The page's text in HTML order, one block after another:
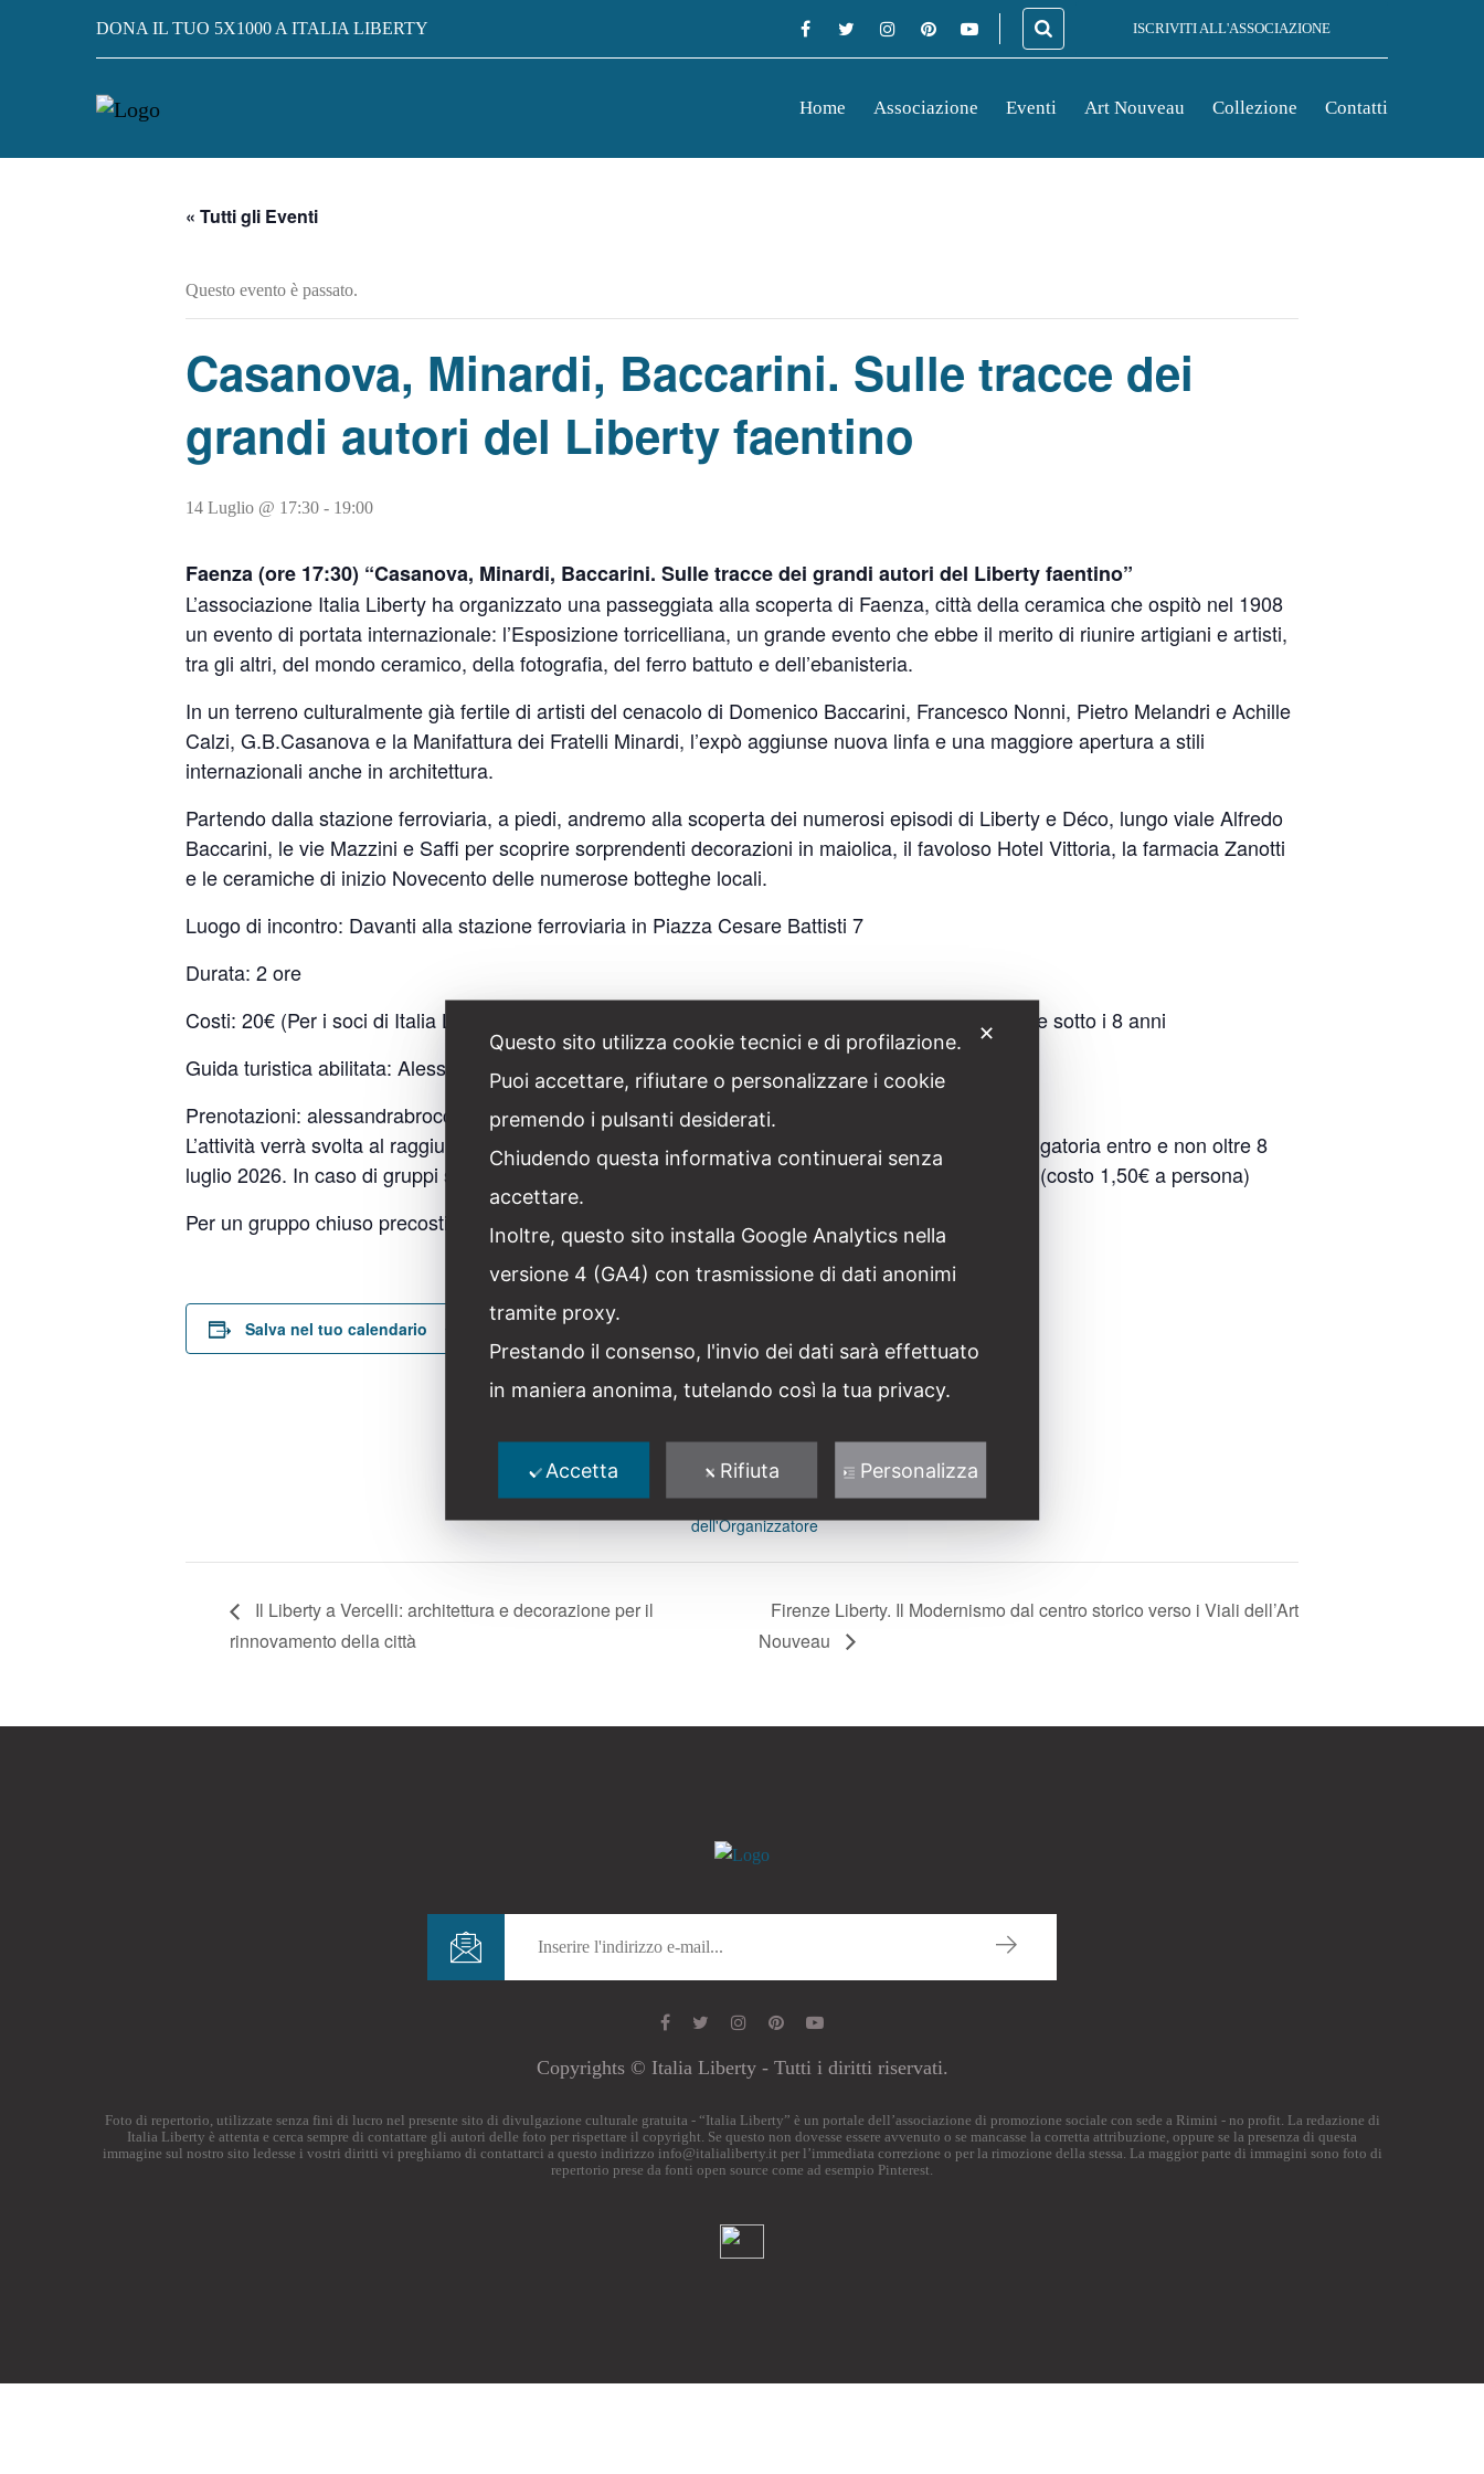
DONA IL TUO 5X1000 A ITALIA LIBERTY ISCRIVITI ALL'ASSOCIAZIONE
Home Associazione Eventi Art Nouveau Collezione Contatti
« Tutti gli Eventi
Questo evento è passato.
Casanova, Minardi, Baccarini. Sulle tracce dei
grandi autori del Liberty faentino
14 Luglio @ 17:30 - 19:00
Faenza (ore 17:30) “Casanova, Minardi, Baccarini. Sulle tracce dei grandi autori del Liberty faentino”
L’associazione Italia Liberty ha organizzato una passeggiata alla scoperta di Faenza, città della ceramica che ospitò nel 1908
un evento di portata internazionale: l’Esposizione torricelliana, un grande evento che ebbe il merito di riunire artigiani e artisti,
tra gli altri, del mondo ceramico, della fotografia, del ferro battuto e dell’ebanisteria.
In un terreno culturalmente già fertile di artisti del cenacolo di Domenico Baccarini, Francesco Nonni, Pietro Melandri e Achille
Calzi, G.B.Casanova e la Manifattura dei Fratelli Minardi, l’expò aggiunse nuova linfa e una maggiore apertura a stili
internazionali anche in architettura.
Partendo dalla stazione ferroviaria, a piedi, andremo alla scoperta dei numerosi episodi di Liberty e Déco, lungo viale Alfredo
Baccarini, le vie Mazzini e Saffi per scoprire sorprendenti decorazioni in maiolica, il favoloso Hotel Vittoria, la farmacia Zanotti
e le ceramiche di inizio Novecento delle numerose botteghe locali.
Luogo di incontro: Davanti alla stazione ferroviaria in Piazza Cesare Battisti 7
Durata: 2 ore
Costi: 20€ (Per i soci di Italia Liberty e Touring Club Italiano il costo è di 18€) gratuità per ragazzi/e sotto i 8 anni
Guida turistica abilitata: Alessandra Brocculi
Prenotazioni: alessandrabrocculi@italialiberty.it | (+39) 338 4778871
L’attività verrà svolta al raggiungimento di un quorum minimo di 8 partecipanti. Prenotazione obbligatoria entro e non oltre 8
luglio 2026. In caso di gruppi superiori alle 10 persone sarà obbligatorio l’utilizzo delle radioguide (costo 1,50€ a persona)
Per un gruppo chiuso precostituito di massimo 30 persone il costo del tour complessivo è di 250€
Salva nel tuo calendario
DETTAGLI
Data:
Ora:
Categoria Evento:
Art Nouveau Week 2026
Italia Liberty
+39 3200445798
info@italialiberty.it
Visualizza il sito
dell'Organizzatore
Il Liberty a Vercelli: architettura e decorazione per il
rinnovamento della città
Firenze Liberty. Il Modernismo dal centro storico verso i Viali dell’Art
Nouveau
Copyrights © Italia Liberty - Tutti i diritti riservati.
Foto di repertorio, utilizzate senza fini di lucro nel presente sito di divulgazione culturale gratuita - “Italia Liberty” è un portale dell’associazione di promozione sociale con sede a Rimini - no profit. La redazione di
Italia Liberty è attenta e cerca sempre di contattare gli autori delle foto per rispettare il copyright. Se questo non dovesse essere avvenuto o se mancasse la corretta attribuzione, oppure se la presenza di questa
immagine sul nostro sito ledesse i vostri diritti vi preghiamo di contattarci a questo indirizzo info@italialiberty.it per l’immediata correzione o per la rimozione della stessa. La maggior parte di immagini sono foto di
repertorio prese da fonti open source come ad esempio Pinterest.
✕
Questo sito utilizza cookie tecnici e di profilazione.
Puoi accettare, rifiutare o personalizzare i cookie
premendo i pulsanti desiderati.
Chiudendo questa informativa continuerai senza
accettare.
Inoltre, questo sito installa Google Analytics nella
versione 4 (GA4) con trasmissione di dati anonimi
tramite proxy.
Prestando il consenso, l'invio dei dati sarà effettuato
in maniera anonima, tutelando così la tua privacy.
Accetta Rifiuta Personalizza